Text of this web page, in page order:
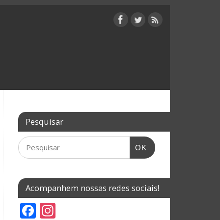
Pesquisar
OK
Acompanhem nossas redes sociais!
F